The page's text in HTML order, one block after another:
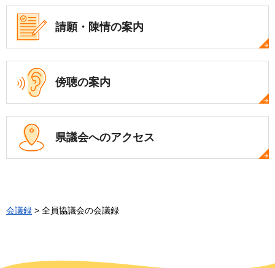
請願・陳情の案内
傍聴の案内
県議会へのアクセス
会議録 > 全員協議会の会議録